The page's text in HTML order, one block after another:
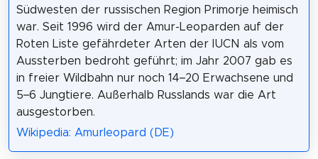
Südwesten der russischen Region Primorje heimisch
war. Seit 1996 wird der Amur-Leoparden auf der
Roten Liste gefährdeter Arten der IUCN als vom
Aussterben bedroht geführt; im Jahr 2007 gab es
in freier Wildbahn nur noch 14–20 Erwachsene und
5–6 Jungtiere. Außerhalb Russlands war die Art
ausgestorben.
Wikipedia: Amurleopard (DE)